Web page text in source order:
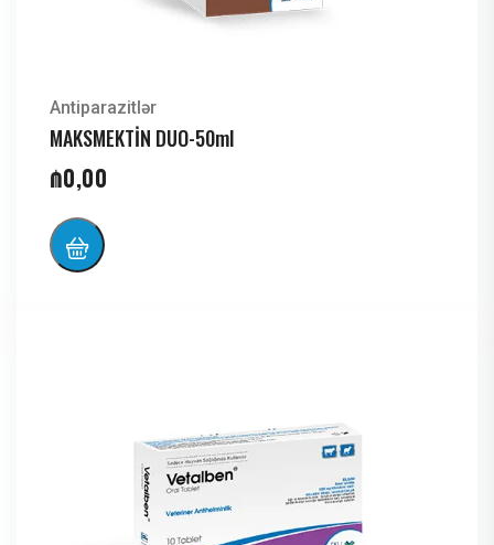
Antiparazitlər
MAKSMEKTİN DUO-50ml
₼0,00